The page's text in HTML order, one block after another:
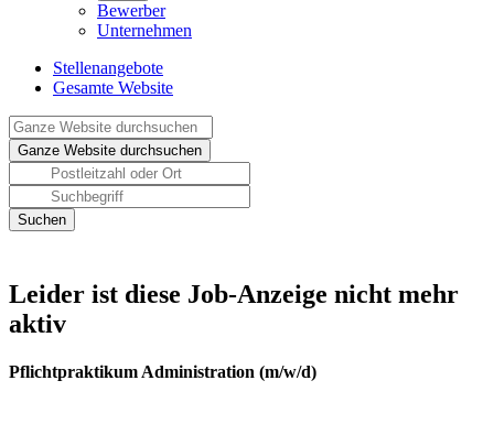
Bewerber
Unternehmen
Stellenangebote
Gesamte Website
Leider ist diese Job-Anzeige nicht mehr
aktiv
Pflichtpraktikum Administration (m/w/d)